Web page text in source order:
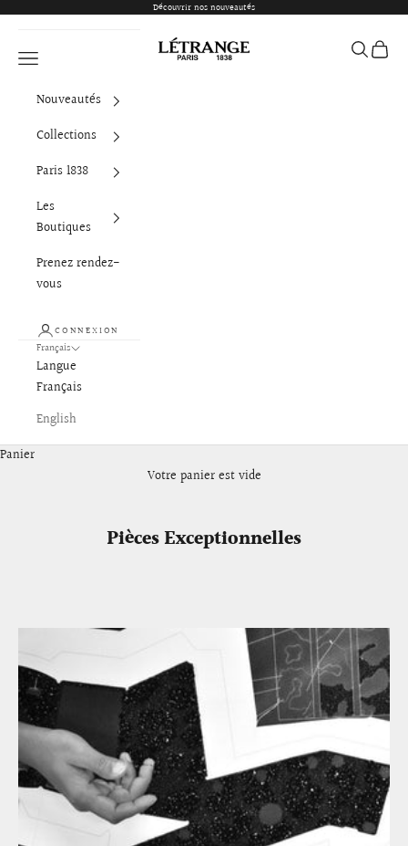
Découvrir nos nouveautés
Létrange Paris
Ouvrir la navigation Ouvrir la
Voir
Nouveautés
Collections
Paris 1838
Les
Boutiques
Prenez rendez-
vous
CONNEXION
Français
Langue
Français
English
Panier
Votre panier est vide
Pièces Exceptionnelles